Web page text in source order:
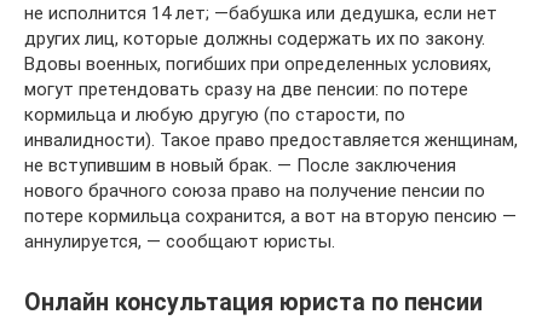
не исполнится 14 лет; —бабушка или дедушка, если нет
других лиц, которые должны содержать их по закону.
Вдовы военных, погибших при определенных условиях,
могут претендовать сразу на две пенсии: по потере
кормильца и любую другую (по старости, по
инвалидности). Такое право предоставляется женщинам,
не вступившим в новый брак. — После заключения
нового брачного союза право на получение пенсии по
потере кормильца сохранится, а вот на вторую пенсию —
аннулируется, — сообщают юристы.
Онлайн консультация юриста по пенсии